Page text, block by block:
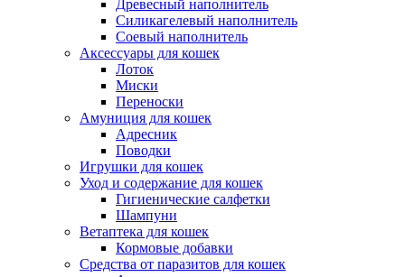
Древесный наполнитель
Силикагелевый наполнитель
Соевый наполнитель
Аксессуары для кошек
Лоток
Миски
Переноски
Амуниция для кошек
Адресник
Поводки
Игрушки для кошек
Уход и содержание для кошек
Гигиенические салфетки
Шампуни
Ветаптека для кошек
Кормовые добавки
Средства от паразитов для кошек